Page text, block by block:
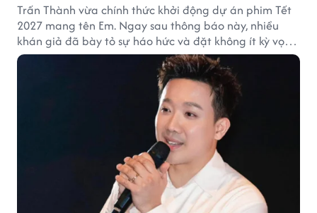
Trấn Thành vừa chính thức khởi động dự án phim Tết
2027 mang tên Em. Ngay sau thông báo này, nhiều
khán giả đã bày tỏ sự háo hức và đặt không ít kỳ vọng
vào bộ phim mới của Trấn Thành.